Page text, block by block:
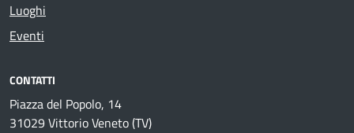
Luoghi
Eventi
CONTATTI
Piazza del Popolo, 14
31029 Vittorio Veneto (TV)